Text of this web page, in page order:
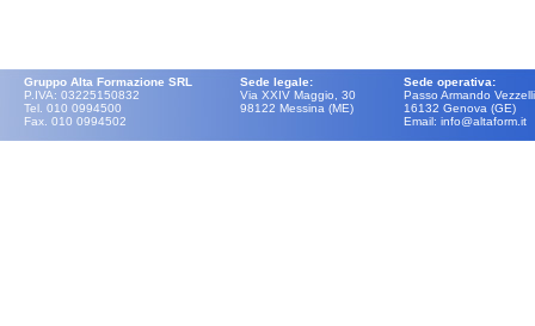
Gruppo Alta Formazione SRL
P.IVA: 03225150832
Tel. 010 0994500
Fax. 010 0994502
Sede legale:
Via XXIV Maggio, 30
98122 Messina (ME)
Sede operativa:
Passo Armando
16132 Genova (GE)
Email: info@altaform.it